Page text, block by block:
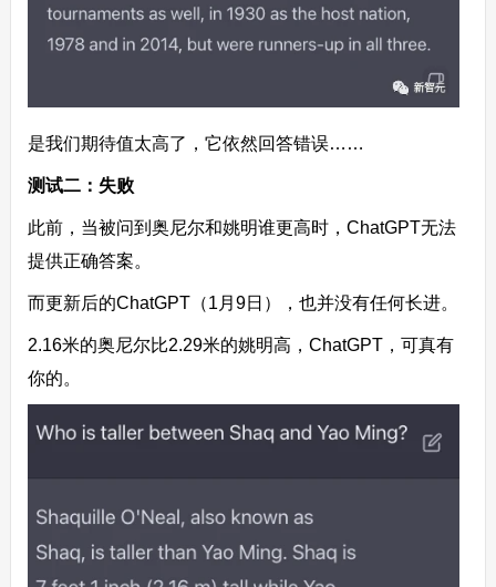
是我们期待值太高了，它依然回答错误……
测试二：失败
此前，当被问到奥尼尔和姚明谁更高时，ChatGPT无法
提供正确答案。
而更新后的ChatGPT（1月9日），也并没有任何长进。
2.16米的奥尼尔比2.29米的姚明高，ChatGPT，可真有
你的。